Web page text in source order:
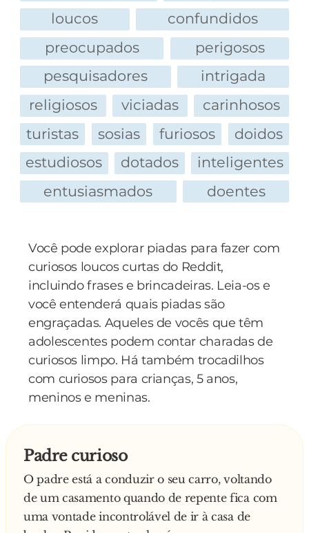
loucos
confundidos
preocupados
perigosos
pesquisadores
intrigada
religiosos
viciadas
carinhosos
turistas
sosias furiosos
doidos
estudiosos
dotados
inteligentes
entusiasmados
doentes
Você pode explorar piadas para fazer com
curiosos loucos curtas do Reddit,
incluindo frases e brincadeiras. Leia-os e
você entenderá quais piadas são
engraçadas. Aqueles de vocês que têm
adolescentes podem contar charadas de
curiosos limpo. Há também trocadilhos
com curiosos para crianças, 5 anos,
meninos e meninas.
Padre curioso
O padre está a conduzir o seu carro, voltando
de um casamento quando de repente fica com
uma vontade incontrolável de ir à casa de